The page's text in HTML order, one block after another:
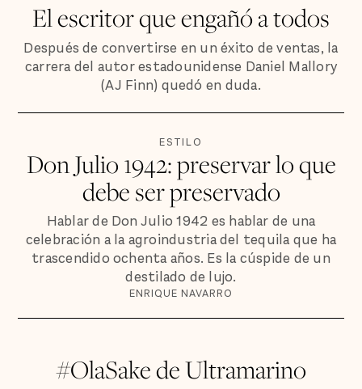
El escritor que engañó a todos
Después de convertirse en un éxito de ventas, la
carrera del autor estadounidense Daniel Mallory
(AJ Finn) quedó en duda.
ESTILO
Don Julio 1942: preservar lo que
debe ser preservado
Hablar de Don Julio 1942 es hablar de una
celebración a la agroindustria del tequila que ha
trascendido ochenta años. Es la cúspide de un
destilado de lujo.
ENRIQUE NAVARRO
#OlaSake de Ultramarino